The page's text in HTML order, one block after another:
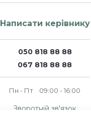
Написати керівнику
050 818 88 88
067 818 88 88
Пн - Пт 09:00 - 16:00
Зворотній зв'язок